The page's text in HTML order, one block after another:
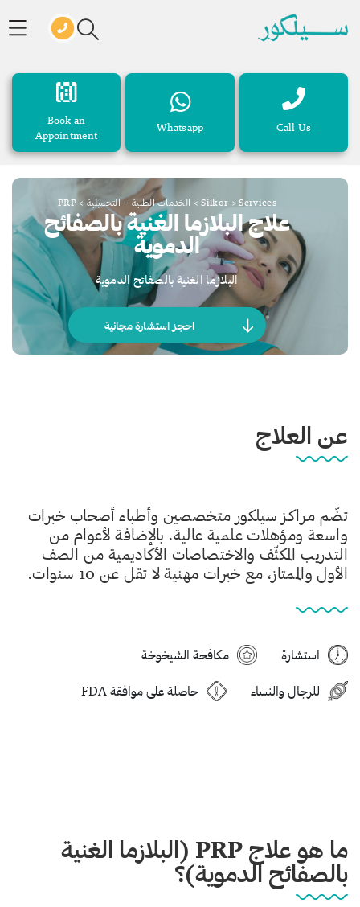
Call Us
Whatsapp
Book an
Appointment
Silkor >Services
> الخدمات الطبية – التجميلية >
PRP
علاج البلازما الغنية بالصفائح
الدموية
البلازما الغنية بالصفائح الدموية
احجز استشارة مجانية
عن العلاج
تضّم مراكز سيلكور متخصصين وأطباء أصحاب خبرات
واسعة ومؤهلات علمية عالية. بالإضافة لأعوام من
التدريب المكثّف والاختصاصات الأكاديمية من الصف
الأول والممتاز، مع خبرات مهنية لا تقل عن 10 سنوات.
استشارة
مكافحة الشيخوخة
للرجال والنساء
حاصلة على موافقة FDA
ما هو علاج PRP (البلازما الغنية
بالصفائح الدموية)؟